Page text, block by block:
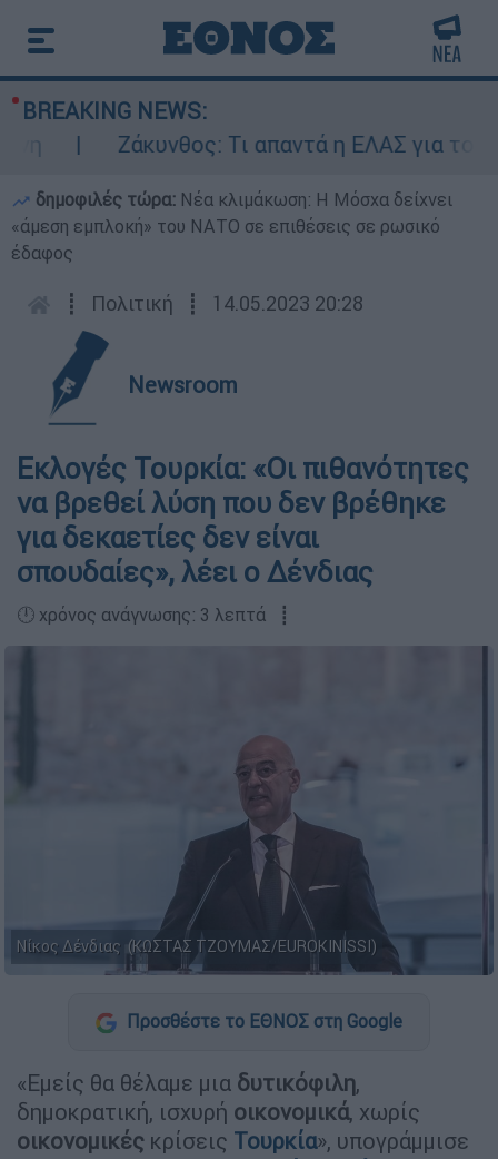
BREAKING NEWS:
Ζάκυνθος: Τι απαντά η ΕΛΑΣ για τους 8
δημοφιλές τώρα: Νέα κλιμάκωση: Η Μόσχα δείχνει
«άμεση εμπλοκή» του ΝΑΤΟ σε επιθέσεις σε ρωσικό
έδαφος
┋ Πολιτική ┋ 14.05.2023 20:28
Newsroom
Εκλογές Τουρκία: «Οι πιθανότητες
να βρεθεί λύση που δεν βρέθηκε
για δεκαετίες δεν είναι
σπουδαίες», λέει ο Δένδιας
🕛 χρόνος ανάγνωσης: 3 λεπτά ┋
Νίκος Δένδιας (ΚΩΣΤΑΣ ΤΖΟΥΜΑΣ/EUROKINISSI)
Προσθέστε το ΕΘΝΟΣ στη Google
«Εμείς θα θέλαμε μια δυτικόφιλη,
δημοκρατική, ισχυρή οικονομικά, χωρίς
οικονομικές κρίσεις Τουρκία», υπογράμμισε